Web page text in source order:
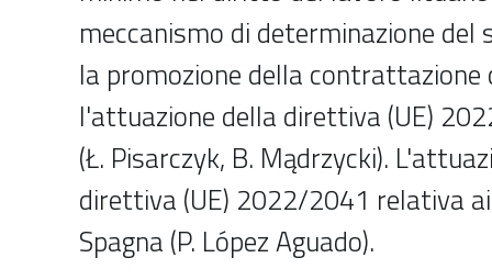
meccanismo di determinazione del
la promozione della
l'attuazione della direttiva (UE)
(Ł. Pisarczyk, B. Mądrzycki).
direttiva (UE) 2022/2041 relativa
Spagna (P. López Aguado).